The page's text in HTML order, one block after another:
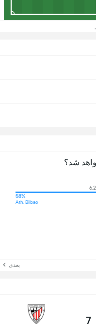
شد؟
58%
Ath. Bilbao
بعدی
7